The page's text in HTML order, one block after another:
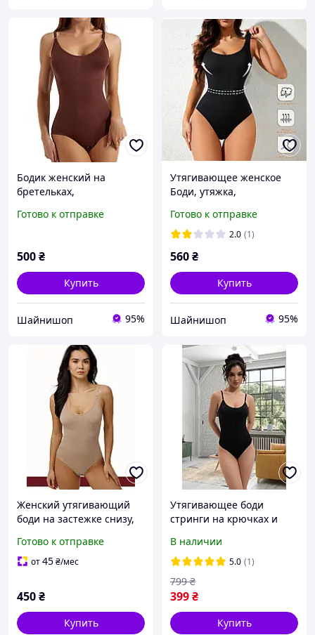
Бодик женский на
бретельках,
утягивающий Боди
Готово к отправке
500₴
Купить
Шайнишоп 95%
Утягивающее женское
Боди, утяжка,
без рукавов
Готово к отправке
2.0 (1)
560₴
Купить
Шайнишоп 95%
Женский утягивающий
боди на застежке снизу,
корректирующий боди
комбидресс, Боди с
бретелях
Готово к отправке
от45₴/мес
450₴
Купить
Утягивающее боди
стринги на крючках и
регулировкой однотонное
корректирующее боди-
майка черное (70320/K)
В наличии
5.0 (1)
399₴
799 ₴
Купить